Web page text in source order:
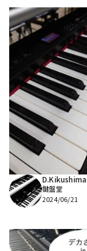
D.Kikushima
鍵盤堂
2024/06/21